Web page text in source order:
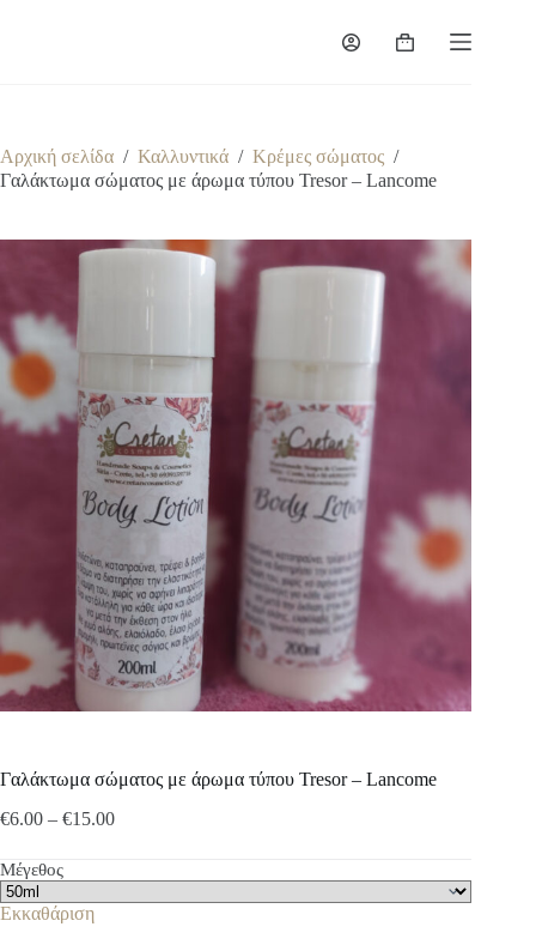
Καλάθι
Αρχική σελίδα / Καλλυντικά / Κρέμες σώματος /
Γαλάκτωμα σώματος με άρωμα τύπου Tresor – Lancome
Γαλάκτωμα σώματος με άρωμα τύπου Tresor – Lancome
€6.00 – €15.00Price
through
€15.00
Μέγεθος
Εκκαθάριση